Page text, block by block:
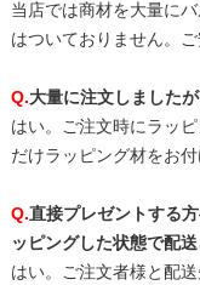
当店では商材を大量に
はついておりません。ご
Q.大量に注文しました
はい。ご注文時にラッ
だけラッピング材をお付
Q.直接プレゼントする
ッピングした状態で配
はい。ご注文者様と配